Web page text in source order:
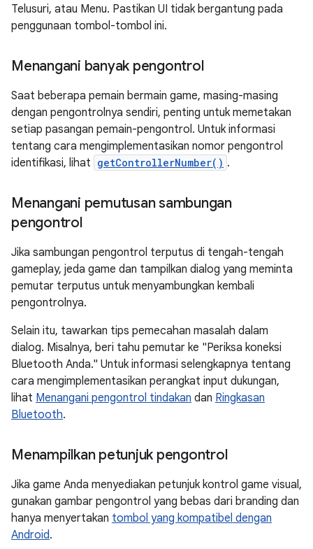
Telusuri, atau Menu. Pastikan UI tidak bergantung pada
penggunaan tombol-tombol ini.
Menangani banyak pengontrol
Saat beberapa pemain bermain game, masing-masing
dengan pengontrolnya sendiri, penting untuk memetakan
setiap pasangan pemain-pengontrol. Untuk informasi
tentang cara mengimplementasikan nomor pengontrol
identifikasi, lihat getControllerNumber() .
Menangani pemutusan sambungan
pengontrol
Jika sambungan pengontrol terputus di tengah-tengah
gameplay, jeda game dan tampilkan dialog yang meminta
pemutar terputus untuk menyambungkan kembali
pengontrolnya.
Selain itu, tawarkan tips pemecahan masalah dalam
dialog. Misalnya, beri tahu pemutar ke "Periksa koneksi
Bluetooth Anda." Untuk informasi selengkapnya tentang
cara mengimplementasikan perangkat input dukungan,
lihat Menangani pengontrol tindakan dan Ringkasan
Bluetooth.
Menampilkan petunjuk pengontrol
Jika game Anda menyediakan petunjuk kontrol game visual,
gunakan gambar pengontrol yang bebas dari branding dan
hanya menyertakan tombol yang kompatibel dengan
Android.